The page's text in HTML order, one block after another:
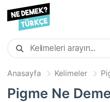
Anasayfa Kelimeler
Pigme Ne